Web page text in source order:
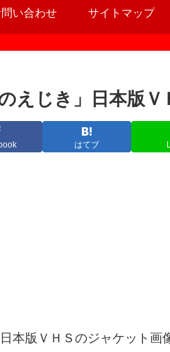
問い合わせ サイトマップ
えじき」日本版
はてブ
本版ＶＨＳのジャケット画